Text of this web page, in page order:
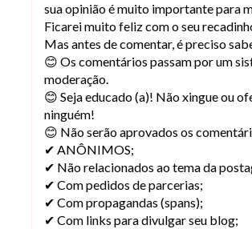
sua opinião é muito importante para
Ficarei muito feliz com o seu
Mas antes de comentar, é preciso
😊 Os comentários passam por um
moderação.
😊 Seja educado (a)! Não xingue ou
ninguém!
😊 Não serão aprovados os
✔ ANÔNIMOS;
✔ Não relacionados ao tema da
✔ Com pedidos de parcerias;
✔ Com propagandas (spans);
✔ Com links para divulgar seu blog;